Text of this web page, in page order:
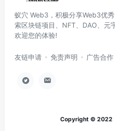
蚁穴 Web3，积极分享Web3优
索区块链项目、NFT、DAO、元
欢迎您的体验!
友链申请 免责声明 广告合作
Copyright © 2022